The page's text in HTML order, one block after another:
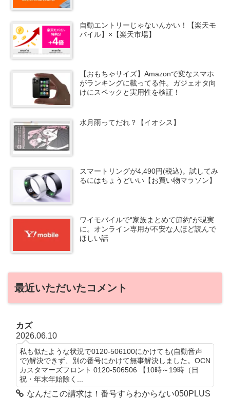
自動エントリーじゃないんかい！【楽天モ
バイル】×【楽天市場】
【おもちゃサイズ】Amazonで変なスマホ
がランキングに載ってる件。ガジェオタ向
けにスペックと実用性を検証！
水月雨ってだれ？【イオシス】
スマートリングが4,490円(税込)。試してみ
るにはちょうどいい【お買い物マラソン】
ワイモバイルで“家族まとめて節約”が現実
に。オンライン専用が不安な人ほど読んで
ほしい話
最近いただいたコメント
カズ
2026.06.10
私も似たような状況で0120-506100にかけても(自動音声
で)解決できず、別の番号にかけて無事解決しました。OCN
カスタマーズフロント 0120-506506 【10時～19時（日
祝・年末年始除く...
なんだこの請求は！番号すらわからない050PLUS